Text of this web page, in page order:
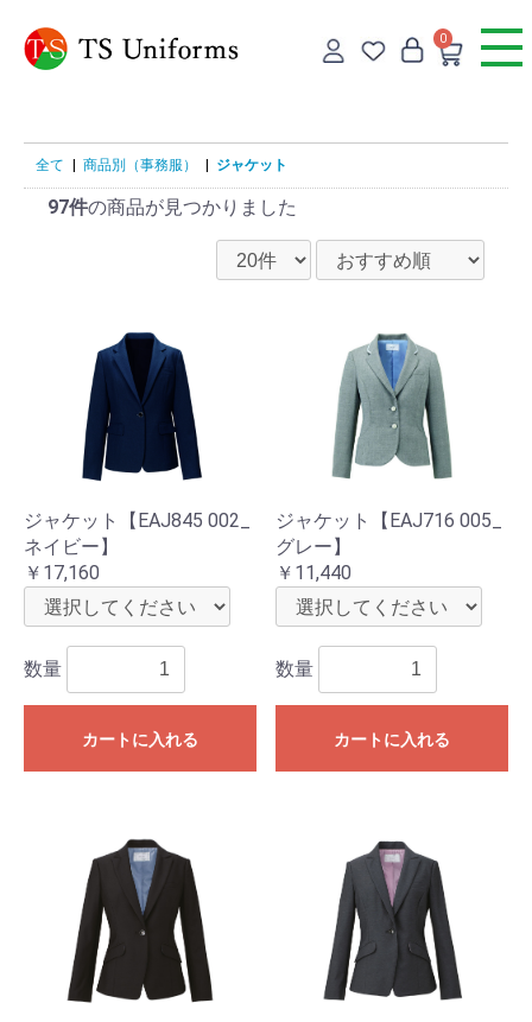
0
全て 商品別（事務服） ジャケット
97件の商品が見つかりました
ジャケット【EAJ845 002_
ネイビー】
￥17,160
数量
カートに入れる
ジャケット【EAJ716 005_
グレー】
￥11,440
数量
カートに入れる